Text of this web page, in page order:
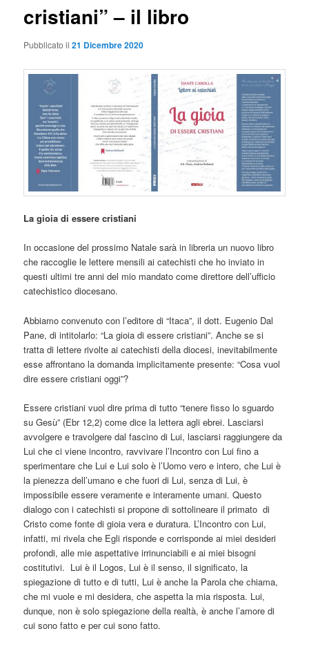
cristiani” – il libro
Pubblicato il21 Dicembre 2020
La gioia di essere cristiani
In occasione del prossimo Natale sarà in libreria un nuovo libro
che raccoglie le lettere mensili ai catechisti che ho inviato in
questi ultimi tre anni del mio mandato come direttore dell’ufficio
catechistico diocesano.
Abbiamo convenuto con l’editore di “Itaca”, il dott. Eugenio Dal
Pane, di intitolarlo: “La gioia di essere cristiani”. Anche se si
tratta di lettere rivolte ai catechisti della diocesi, inevitabilmente
esse affrontano la domanda implicitamente presente: “Cosa vuol
dire essere cristiani oggi”?
Essere cristiani vuol dire prima di tutto “tenere fisso lo sguardo
su Gesù” (Ebr 12,2) come dice la lettera agli ebrei. Lasciarsi
avvolgere e travolgere dal fascino di Lui, lasciarsi raggiungere da
Lui che ci viene incontro, ravvivare l’Incontro con Lui fino a
sperimentare che Lui e Lui solo è l’Uomo vero e intero, che Lui è
la pienezza dell’umano e che fuori di Lui, senza di Lui, è
impossibile essere veramente e interamente umani. Questo
dialogo con i catechisti si propone di sottolineare il primato di
Cristo come fonte di gioia vera e duratura. L’Incontro con Lui,
infatti, mi rivela che Egli risponde e corrisponde ai miei desideri
profondi, alle mie aspettative irrinunciabili e ai miei bisogni
costitutivi. Lui è il Logos, Lui è il senso, il significato, la
spiegazione di tutto e di tutti, Lui è anche la Parola che chiama,
che mi vuole e mi desidera, che aspetta la mia risposta. Lui,
dunque, non è solo spiegazione della realtà, è anche l’amore di
cui sono fatto e per cui sono fatto.